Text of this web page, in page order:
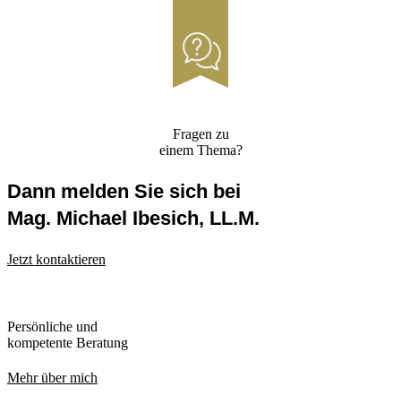
Fragen zu
einem Thema?
Dann melden Sie sich bei
Mag. Michael Ibesich, LL.M.
Jetzt kontaktieren
Persönliche und
kompetente Beratung
Mehr über mich